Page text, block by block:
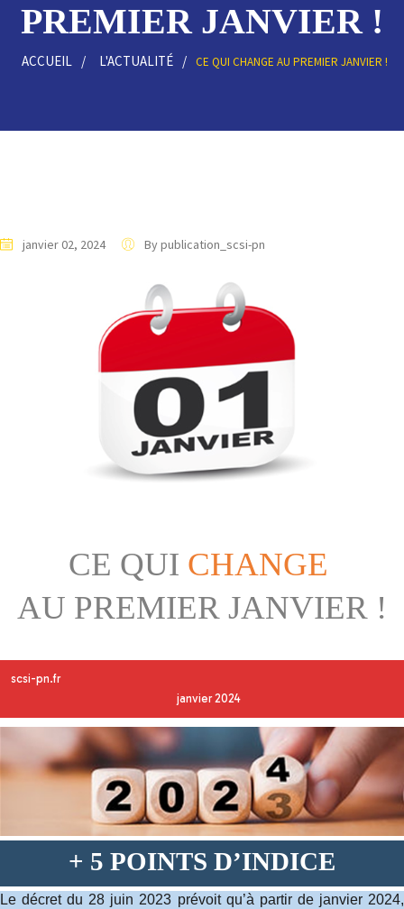
PREMIER JANVIER !
ACCUEIL L'ACTUALITÉ CE QUI CHANGE AU PREMIER JANVIER !
janvier 02, 2024 By publication_scsi-pn
CE QUI CHANGE
AU PREMIER JANVIER !
scsi-pn.fr
janvier 2024
+ 5 POINTS D’INDICE
Le décret du 28 juin 2023 prévoit qu’à partir de janvier 2024,